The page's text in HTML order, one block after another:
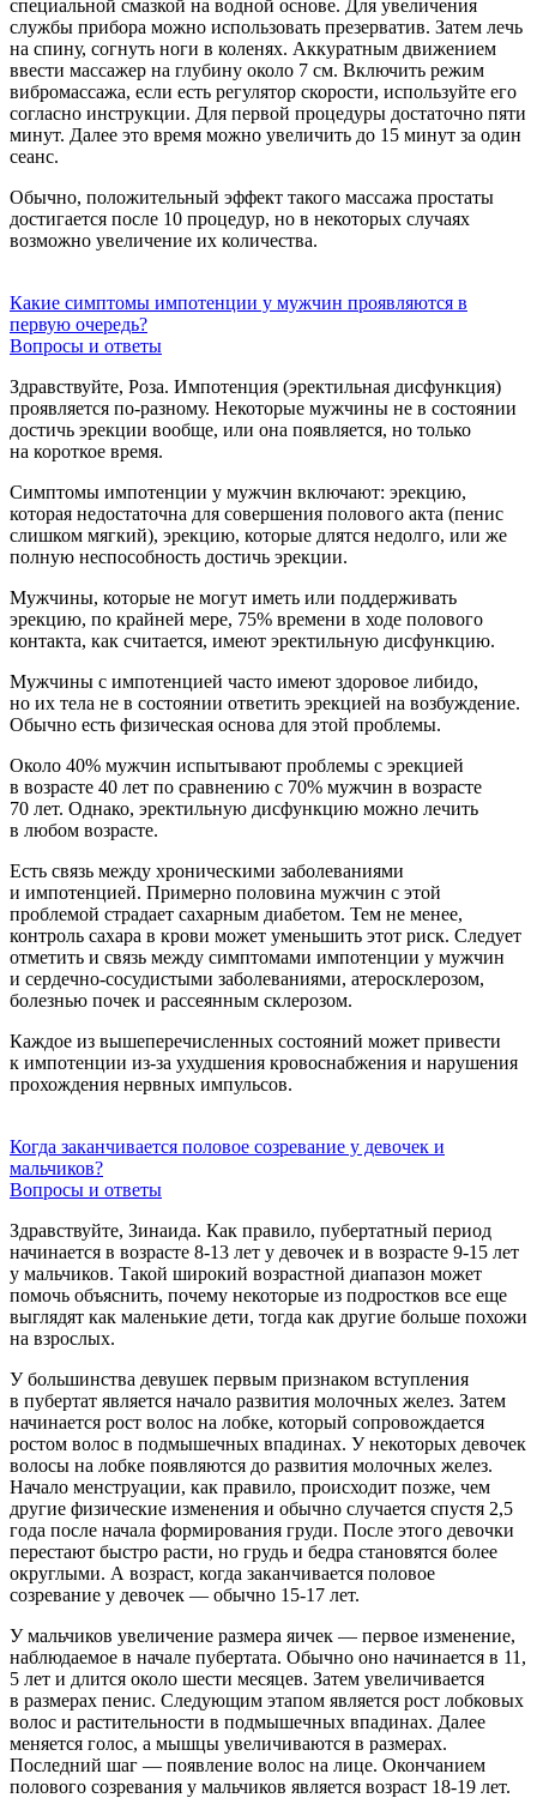
специальной смазкой на водной основе. Для увеличения
службы прибора можно использовать презерватив. Затем лечь
на спину, согнуть ноги в коленях. Аккуратным движением
ввести массажер на глубину около 7 см. Включить режим
вибромассажа, если есть регулятор скорости, используйте его
согласно инструкции. Для первой процедуры достаточно пяти
минут. Далее это время можно увеличить до 15 минут за один
сеанс.
Обычно, положительный эффект такого массажа простаты
достигается после 10 процедур, но в некоторых случаях
возможно увеличение их количества.
Какие симптомы импотенции у мужчин проявляются в
первую очередь?
Вопросы и ответы
Здравствуйте, Роза. Импотенция (эректильная дисфункция)
проявляется по-разному. Некоторые мужчины не в состоянии
достичь эрекции вообще, или она появляется, но только
на короткое время.
Симптомы импотенции у мужчин включают: эрекцию,
которая недостаточна для совершения полового акта (пенис
слишком мягкий), эрекцию, которые длятся недолго, или же
полную неспособность достичь эрекции.
Мужчины, которые не могут иметь или поддерживать
эрекцию, по крайней мере, 75% времени в ходе полового
контакта, как считается, имеют эректильную дисфункцию.
Мужчины с импотенцией часто имеют здоровое либидо,
но их тела не в состоянии ответить эрекцией на возбуждение.
Обычно есть физическая основа для этой проблемы.
Около 40% мужчин испытывают проблемы с эрекцией
в возрасте 40 лет по сравнению с 70% мужчин в возрасте
70 лет. Однако, эректильную дисфункцию можно лечить
в любом возрасте.
Есть связь между хроническими заболеваниями
и импотенцией. Примерно половина мужчин с этой
проблемой страдает сахарным диабетом. Тем не менее,
контроль сахара в крови может уменьшить этот риск. Следует
отметить и связь между симптомами импотенции у мужчин
и сердечно-сосудистыми заболеваниями, атеросклерозом,
болезнью почек и рассеянным склерозом.
Каждое из вышеперечисленных состояний может привести
к импотенции из-за ухудшения кровоснабжения и нарушения
прохождения нервных импульсов.
Когда заканчивается половое созревание у девочек и
мальчиков?
Вопросы и ответы
Здравствуйте, Зинаида. Как правило, пубертатный период
начинается в возрасте 8-13 лет у девочек и в возрасте 9-15 лет
у мальчиков. Такой широкий возрастной диапазон может
помочь объяснить, почему некоторые из подростков все еще
выглядят как маленькие дети, тогда как другие больше похожи
на взрослых.
У большинства девушек первым признаком вступления
в пубертат является начало развития молочных желез. Затем
начинается рост волос на лобке, который сопровождается
ростом волос в подмышечных впадинах. У некоторых девочек
волосы на лобке появляются до развития молочных желез.
Начало менструации, как правило, происходит позже, чем
другие физические изменения и обычно случается спустя 2,5
года после начала формирования груди. После этого девочки
перестают быстро расти, но грудь и бедра становятся более
округлыми. А возраст, когда заканчивается половое
созревание у девочек — обычно 15-17 лет.
У мальчиков увеличение размера яичек — первое изменение,
наблюдаемое в начале пубертата. Обычно оно начинается в 11,
5 лет и длится около шести месяцев. Затем увеличивается
в размерах пенис. Следующим этапом является рост лобковых
волос и растительности в подмышечных впадинах. Далее
меняется голос, а мышцы увеличиваются в размерах.
Последний шаг — появление волос на лице. Окончанием
полового созревания у мальчиков является возраст 18-19 лет.